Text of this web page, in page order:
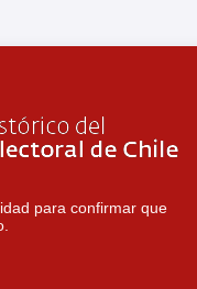
para confirmar que